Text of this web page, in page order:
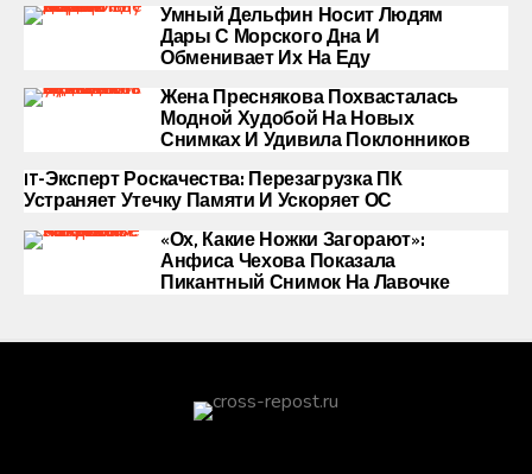
Умный Дельфин Носит Людям
Дары С Морского Дна И
Обменивает Их На Еду
Жена Преснякова Похвасталась
Модной Худобой На Новых
Снимках И Удивила Поклонников
IT-Эксперт Роскачества: Перезагрузка ПК
Устраняет Утечку Памяти И Ускоряет ОС
«Ох, Какие Ножки Загорают»:
Анфиса Чехова Показала
Пикантный Снимок На Лавочке